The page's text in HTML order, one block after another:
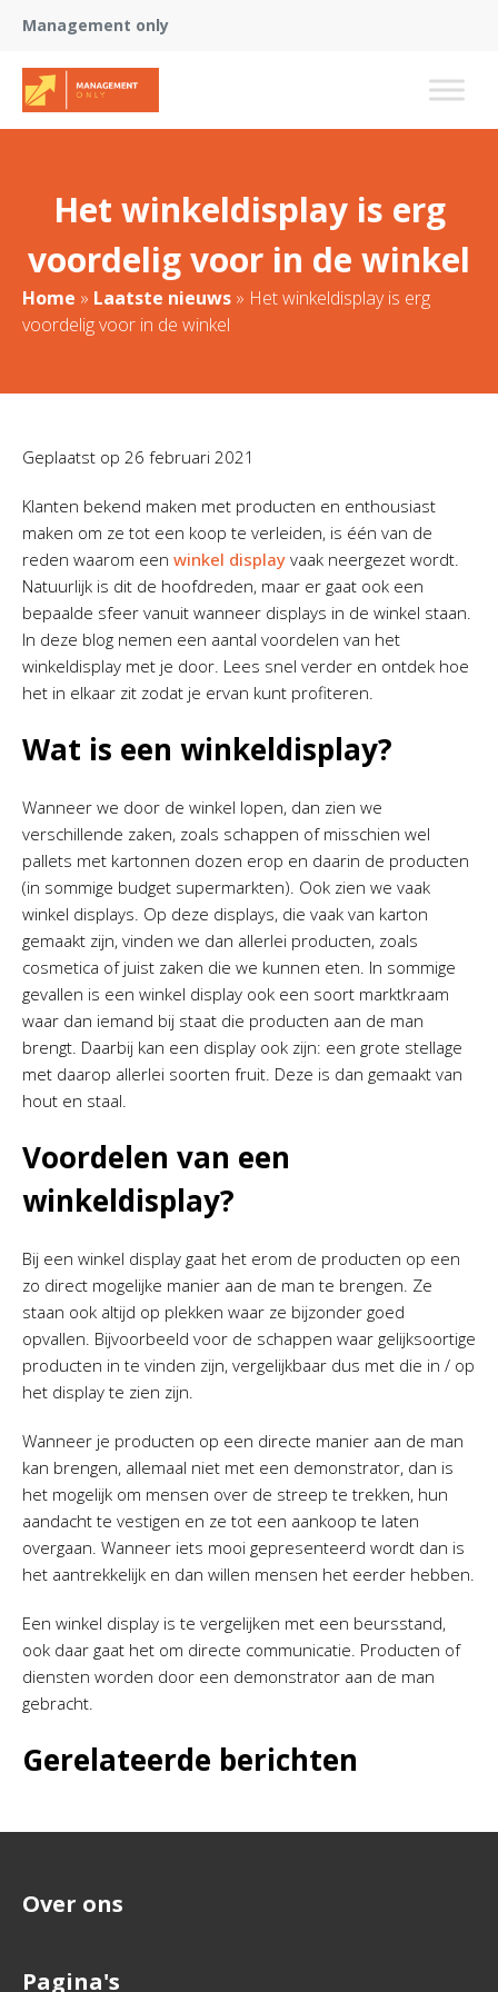
Management only
Het winkeldisplay is erg
voordelig voor in de winkel
Home » Laatste nieuws » Het winkeldisplay is erg
voordelig voor in de winkel
Geplaatst op 26 februari 2021
Klanten bekend maken met producten en enthousiast
maken om ze tot een koop te verleiden, is één van de
reden waarom een winkel display vaak neergezet wordt.
Natuurlijk is dit de hoofdreden, maar er gaat ook een
bepaalde sfeer vanuit wanneer displays in de winkel staan.
In deze blog nemen een aantal voordelen van het
winkeldisplay met je door. Lees snel verder en ontdek hoe
het in elkaar zit zodat je ervan kunt profiteren.
Wat is een winkeldisplay?
Wanneer we door de winkel lopen, dan zien we
verschillende zaken, zoals schappen of misschien wel
pallets met kartonnen dozen erop en daarin de producten
(in sommige budget supermarkten). Ook zien we vaak
winkel displays. Op deze displays, die vaak van karton
gemaakt zijn, vinden we dan allerlei producten, zoals
cosmetica of juist zaken die we kunnen eten. In sommige
gevallen is een winkel display ook een soort marktkraam
waar dan iemand bij staat die producten aan de man
brengt. Daarbij kan een display ook zijn: een grote stellage
met daarop allerlei soorten fruit. Deze is dan gemaakt van
hout en staal.
Voordelen van een
winkeldisplay?
Bij een winkel display gaat het erom de producten op een
zo direct mogelijke manier aan de man te brengen. Ze
staan ook altijd op plekken waar ze bijzonder goed
opvallen. Bijvoorbeeld voor de schappen waar gelijksoortige
producten in te vinden zijn, vergelijkbaar dus met die in / op
het display te zien zijn.
Wanneer je producten op een directe manier aan de man
kan brengen, allemaal niet met een demonstrator, dan is
het mogelijk om mensen over de streep te trekken, hun
aandacht te vestigen en ze tot een aankoop te laten
overgaan. Wanneer iets mooi gepresenteerd wordt dan is
het aantrekkelijk en dan willen mensen het eerder hebben.
Een winkel display is te vergelijken met een beursstand,
ook daar gaat het om directe communicatie. Producten of
diensten worden door een demonstrator aan de man
gebracht.
Gerelateerde berichten
Over ons
Pagina's